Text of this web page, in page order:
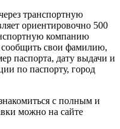
транспортную
ориентировочно 500
компанию
свои фамилию,
паспорта, дату выдачи и
по паспорту, город
с полным и
можно на сайте